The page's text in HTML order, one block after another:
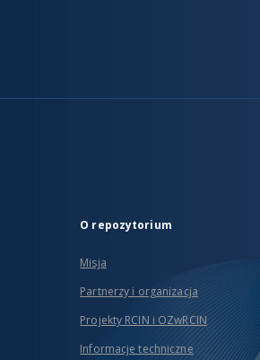
O repozytorium
Misja
Partnerzy i organizacja
Projekty RCIN i OZwRCIN
Informacje techniczne